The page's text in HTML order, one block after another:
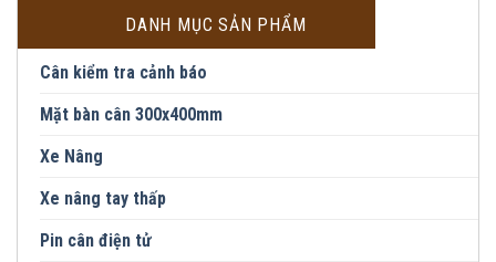
DANH MỤC SẢN PHẨM
Cân kiểm tra cảnh báo
Mặt bàn cân 300x400mm
Xe Nâng
Xe nâng tay thấp
Pin cân điện tử